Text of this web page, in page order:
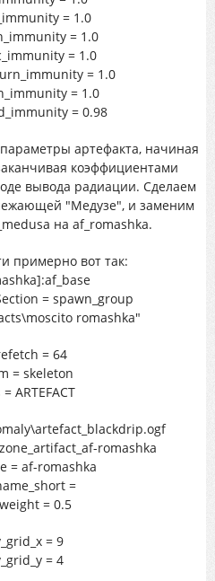
= 1.0
= 1.0
= 1.0
= 1.0
= 1.0
= 0.98
артефакта, начиная
коэффициентами
вывода радиации. Сделаем
"Медузе", и заменим
на af_romashka.
примерно вот так:
= spawn_group
romashka"
= 64
= skeleton
ARTEFACT
romashka
= af-romashka
=
= 0.5
= 9
= 4